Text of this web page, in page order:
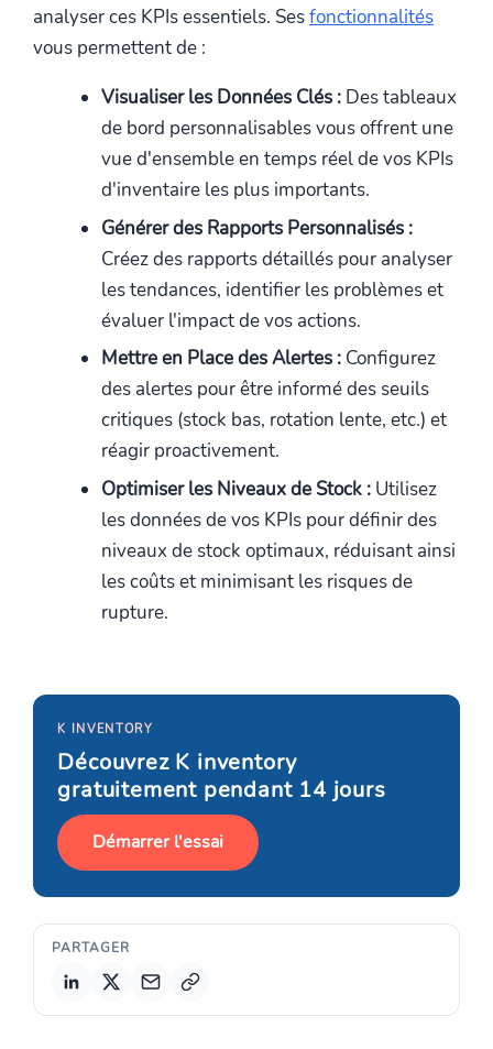
analyser ces KPIs essentiels. Sesfonctionnalités
vous permettent de :
Visualiser les Données Clés : Des tableaux
de bord personnalisables vous offrent une
vue d'ensemble en temps réel de vos KPIs
d'inventaire les plus importants.
Générer des Rapports Personnalisés :
Créez des rapports détaillés pour analyser
les tendances, identifier les problèmes et
évaluer l'impact de vos actions.
Mettre en Place des Alertes : Configurez
des alertes pour être informé des seuils
critiques (stock bas, rotation lente, etc.) et
réagir proactivement.
Optimiser les Niveaux de Stock : Utilisez
les données de vos KPIs pour définir des
niveaux de stock optimaux, réduisant ainsi
les coûts et minimisant les risques de
rupture.
K INVENTORY
Découvrez K inventory
gratuitement pendant 14 jours
Démarrer l'essai
PARTAGER
Copier le lien